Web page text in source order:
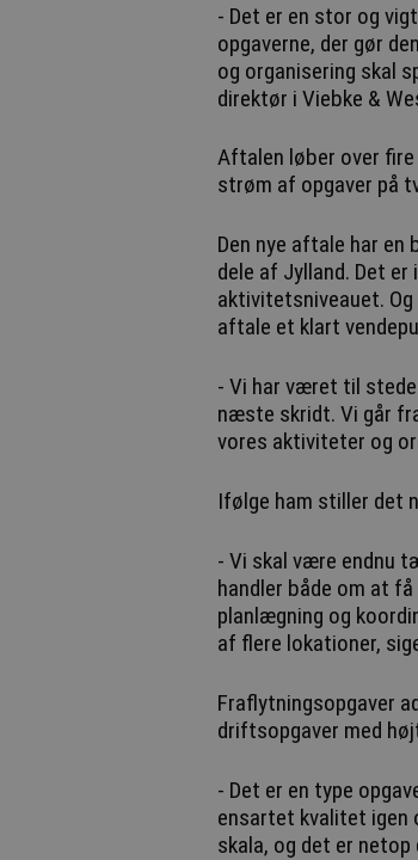
- Det er en stor og
opgaverne, der gør
og organisering skal
direktør i Viebke &
Aftalen løber over
strøm af opgaver på
Den nye aftale har en
dele af Jylland. Det
aktivitetsniveauet.
aftale et klart
- Vi har været til
næste skridt. Vi går
vores aktiviteter og
Ifølge ham stiller det
- Vi skal være endnu
handler både om at
planlægning og
af flere lokationer,
Fraflytningsopgaver
driftsopgaver med
- Det er en type
ensartet kvalitet igen
skala, og det er